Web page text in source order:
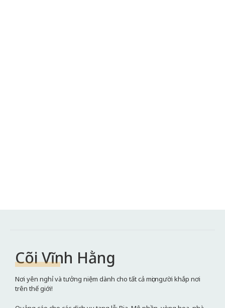
Cõi Vĩnh Hằng
Nơi yên nghỉ và tưởng niệm dành cho tất cả mọi người khắp nơi
trên thế giới!